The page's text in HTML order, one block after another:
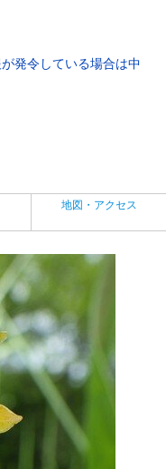
発令している場合は中
地図・アクセス